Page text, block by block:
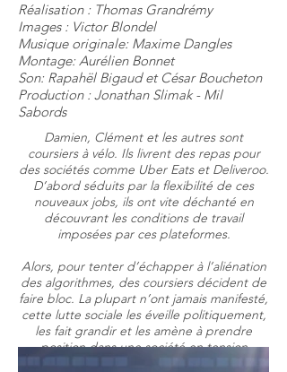
Réalisation : Thomas Grandrémy
Images : Victor Blondel
Musique originale: Maxime Dangles
Montage: Aurélien Bonnet
Son: Rapahël Bigaud et César Boucheton
Production : Jonathan Slimak - Mil
Sabords
Damien, Clément et les autres sont
coursiers à vélo. Ils livrent des repas pour
des sociétés comme Uber Eats et Deliveroo.
D’abord séduits par la flexibilité de ces
nouveaux jobs, ils ont vite déchanté en
découvrant les conditions de travail
imposées par ces plateformes.
Alors, pour tenter d’échapper à l’aliénation
des algorithmes, des coursiers décident de
faire bloc. La plupart n’ont jamais manifesté,
cette lutte sociale les éveille politiquement,
les fait grandir et les amène à prendre
position dans une société en tension
permanente.